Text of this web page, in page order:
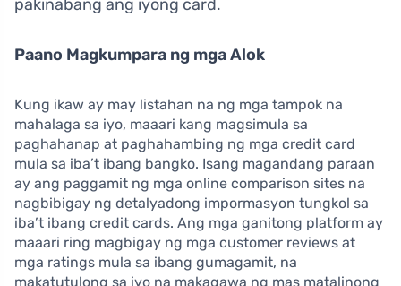
pakinabang ang iyong card.
Paano Magkumpara ng mga Alok
Kung ikaw ay may listahan na ng mga tampok na
mahalaga sa iyo, maaari kang magsimula sa
paghahanap at paghahambing ng mga credit card
mula sa iba’t ibang bangko. Isang magandang paraan
ay ang paggamit ng mga online comparison sites na
nagbibigay ng detalyadong impormasyon tungkol sa
iba’t ibang credit cards. Ang mga ganitong platform ay
maaari ring magbigay ng mga customer reviews at
mga ratings mula sa ibang gumagamit, na
makatutulong sa iyo na makagawa ng mas matalinong